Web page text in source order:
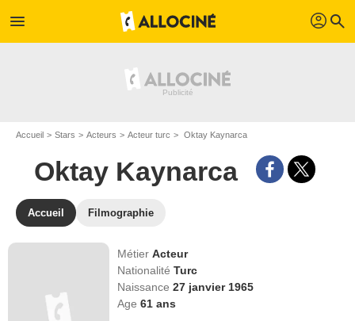
menu profil search
Accueil Stars Acteurs Acteur turc Oktay Kaynarca
Oktay Kaynarca
Accueil Filmographie
MétierActeur
NationalitéTurc
Naissance27 janvier 1965
Age61 ans